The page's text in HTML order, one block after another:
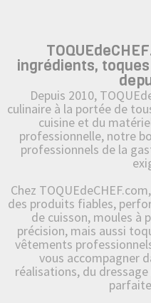
ingrédients,
Depuis 2010,
culinaire à la portée de
cuisine et du
professionnelle, notre
professionnels de la
Chez
des produits fiables,
de cuisson, moules à
précision, mais aussi
vêtements
vous accompagner
réalisations, du